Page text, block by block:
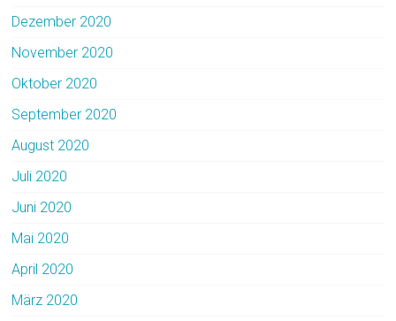
Dezember 2020
November 2020
Oktober 2020
September 2020
August 2020
Juli 2020
Juni 2020
Mai 2020
April 2020
März 2020